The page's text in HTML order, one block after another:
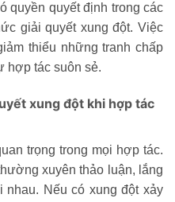
quyền quyết định trong các
giải quyết xung đột. Việc
thiểu những tranh chấp
hợp tác suôn sẻ.
xung đột khi hợp tác
trọng trong mọi hợp tác.
xuyên thảo luận, lắng
nhau. Nếu có xung đột xảy